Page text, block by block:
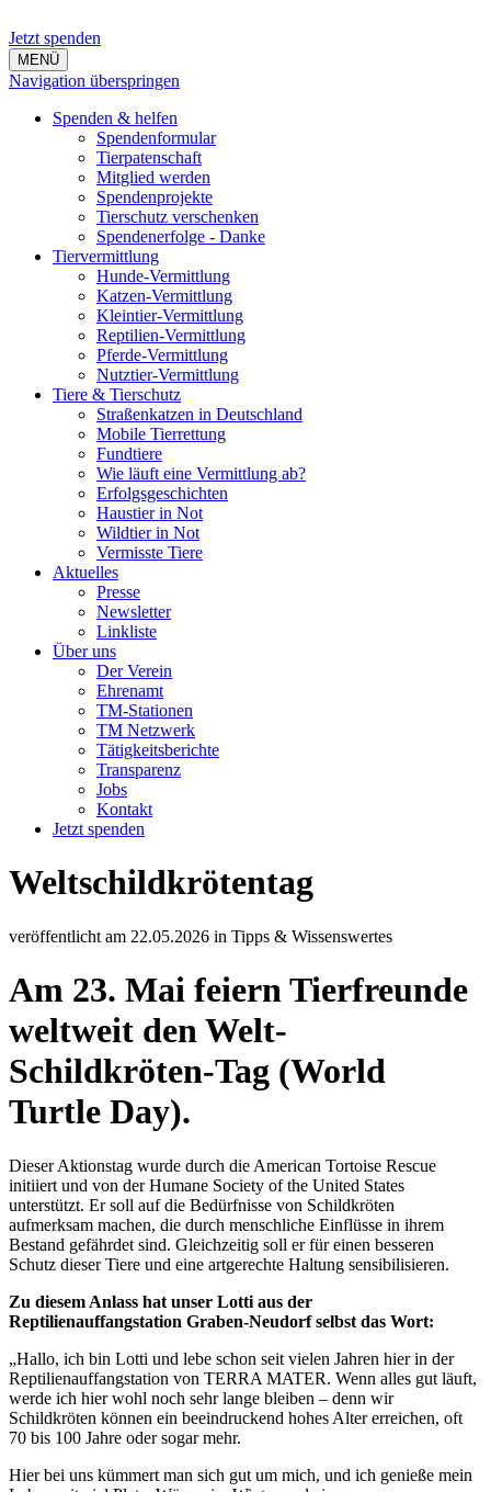
Jetzt spenden
MENÜ
Navigation überspringen
Spenden & helfen
Spendenformular
Tierpatenschaft
Mitglied werden
Spendenprojekte
Tierschutz verschenken
Spendenerfolge - Danke
Tiervermittlung
Hunde-Vermittlung
Katzen-Vermittlung
Kleintier-Vermittlung
Reptilien-Vermittlung
Pferde-Vermittlung
Nutztier-Vermittlung
Tiere & Tierschutz
Straßenkatzen in Deutschland
Mobile Tierrettung
Fundtiere
Wie läuft eine Vermittlung ab?
Erfolgsgeschichten
Haustier in Not
Wildtier in Not
Vermisste Tiere
Aktuelles
Presse
Newsletter
Linkliste
Über uns
Der Verein
Ehrenamt
TM-Stationen
TM Netzwerk
Tätigkeitsberichte
Transparenz
Jobs
Kontakt
Jetzt spenden
Weltschildkrötentag
veröffentlicht am 22.05.2026 in Tipps & Wissenswertes
Am 23. Mai feiern Tierfreunde
weltweit den Welt-
Schildkröten-Tag (World
Turtle Day).
Dieser Aktionstag wurde durch die American Tortoise Rescue
initiiert und von der Humane Society of the United States
unterstützt. Er soll auf die Bedürfnisse von Schildkröten
aufmerksam machen, die durch menschliche Einflüsse in ihrem
Bestand gefährdet sind. Gleichzeitig soll er für einen besseren
Schutz dieser Tiere und eine artgerechte Haltung sensibilisieren.
Zu diesem Anlass hat unser Lotti aus der
Reptilienauffangstation Graben-Neudorf selbst das Wort:
„Hallo, ich bin Lotti und lebe schon seit vielen Jahren hier in der
Reptilienauffangstation von TERRA MATER. Wenn alles gut läuft,
werde ich hier wohl noch sehr lange bleiben – denn wir
Schildkröten können ein beeindruckend hohes Alter erreichen, oft
70 bis 100 Jahre oder sogar mehr.
Hier bei uns kümmert man sich gut um mich, und ich genieße mein